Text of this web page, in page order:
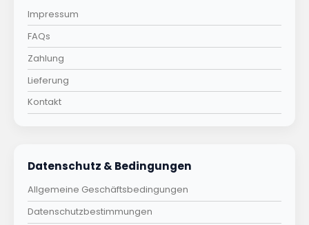
Impressum
FAQs
Zahlung
Lieferung
Kontakt
Datenschutz & Bedingungen
Allgemeine Geschäftsbedingungen
Datenschutzbestimmungen